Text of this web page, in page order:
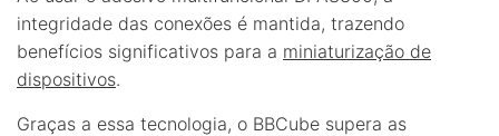
integridade das conexões é mantida, trazendo
benefícios significativos para a miniaturização de
dispositivos.
Graças a essa tecnologia, o BBCube supera as